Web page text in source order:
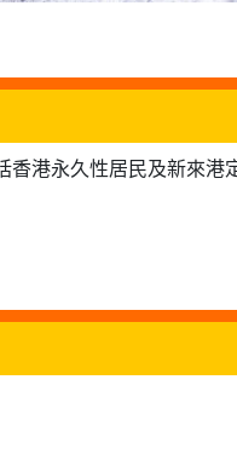
港永久性居民及新來港